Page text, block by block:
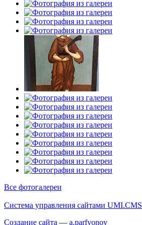
Все фотогалереи
Система управления сайтами UMI.CMS
Создание сайта — a.parfyonov